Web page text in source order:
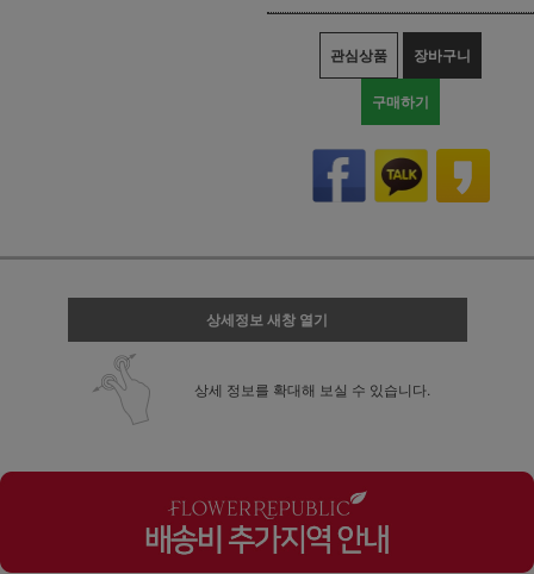
관심상품 장바구니
구매하기
상세정보 새창 열기
상세 정보를 확대해 보실 수 있습니다.